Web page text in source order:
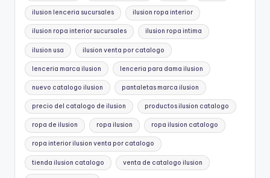
ilusion lenceria sucursales ilusion ropa interior
ilusion ropa interior sucursales ilusion ropa intima
ilusion usa ilusion venta por catalogo
lenceria marca ilusion lenceria para dama ilusion
nuevo catalogo ilusion pantaletas marca ilusion
precio del catalogo de ilusion productos ilusion catalogo
ropa de ilusion ropa ilusion ropa ilusion catalogo
ropa interior ilusion venta por catalogo
tienda ilusion catalogo venta de catalogo ilusion